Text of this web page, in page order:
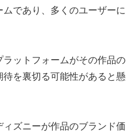
であり、多くのユーザーに
ットフォームがその作品の
を裏切る可能性があると懸
ズニーが作品のブランド価